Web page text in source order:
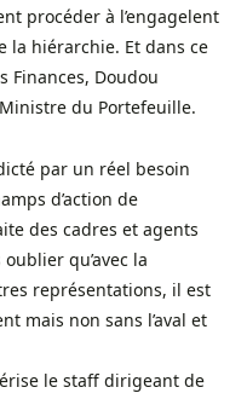
procéder à l’engagelent
la hiérarchie. Et dans ce
Finances, Doudou
du Portefeuille.
par un réel besoin
d’action de
des cadres et agents
qu’avec la
représentations, il est
mais non sans l’aval et
le staff dirigeant de